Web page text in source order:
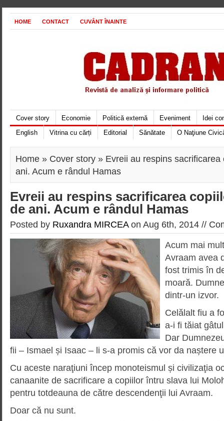
HOME CONTACT CUVÂNT ÎNAINTE
Cover story Economie Politică externă Eveniment
Idei
English
Vitrina cu cărți Editorial Sănătate O Naţiune
Home » Cover story » Evreii au respins
ani. Acum e rândul Hamas
Evreii au respins sacrificarea
de ani. Acum e rândul Hamas
Posted by Ruxandra MIRCEAon Aug 6th, 2014 //
Acum mai
Avraam avea
fost trimis în
moară.
dintr-un izvor.
Celălalt fiu a
a-i fi tăiat
Dar
fii – Ismael și Isaac – li s-a promis că vor da naștere
Cu aceste naraţiuni încep monoteismul și civilizaţia
canaanite de sacrificare a copiilor întru slava lui
pentru totdeauna de către descendenţii lui Avraam.
Doar că nu sunt.